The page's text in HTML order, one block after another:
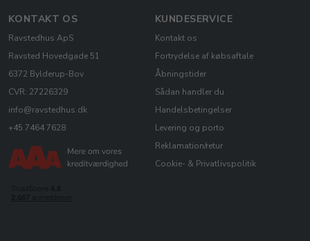
KONTAKT OS
Ravstedhus ApS
Ravsted Hovedgade 51
6372 Bylderup-Bov
CVR: 27226329
info@ravstedhus.dk
+45 7464 7628
KUNDESERVICE
Kontakt os
Fortrydelse af købsaftale
Åbningstider
Sådan handler du
Handelsbetingelser
Levering og porto
Reklamation/retur
Cookie- & Privatlivspolitik